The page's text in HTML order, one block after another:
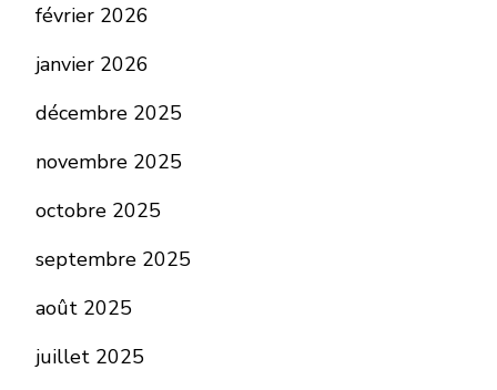
février 2026
janvier 2026
décembre 2025
novembre 2025
octobre 2025
septembre 2025
août 2025
juillet 2025